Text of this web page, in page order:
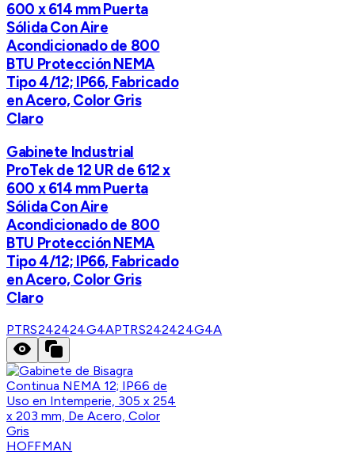
600 x 614 mm Puerta
Sólida Con Aire
Acondicionado de 800
BTU Protección NEMA
Tipo 4/12; IP66, Fabricado
en Acero, Color Gris
Claro
Gabinete Industrial
ProTek de 12 UR de 612 x
600 x 614 mm Puerta
Sólida Con Aire
Acondicionado de 800
BTU Protección NEMA
Tipo 4/12; IP66, Fabricado
en Acero, Color Gris
Claro
PTRS242424G4APTRS242424G4A
HOFFMAN